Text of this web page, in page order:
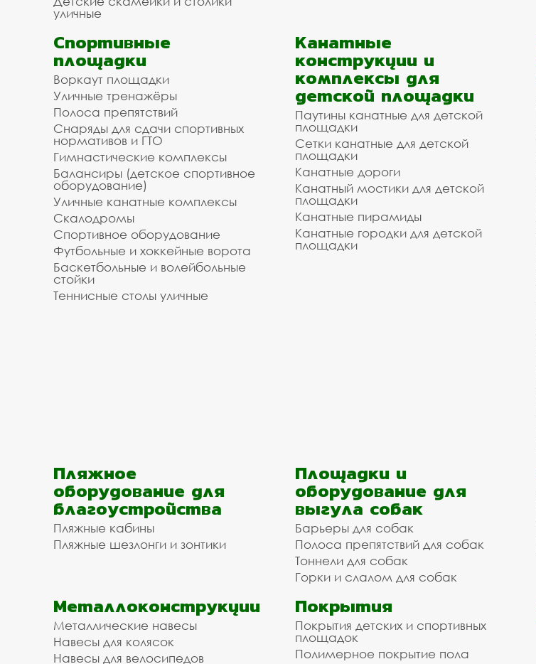
уличные
Спортивные
площадки
Воркаут площадки
Уличные тренажёры
Полоса препятствий
Снаряды для сдачи спортивных
нормативов и ГТО
Гимнастические комплексы
Балансиры (детское спортивное
оборудование)
Уличные канатные комплексы
Скалодромы
Спортивное оборудование
Футбольные и хоккейные ворота
Баскетбольные и волейбольные
стойки
Теннисные столы уличные
Канатные
конструкции и
комплексы для
детской площадки
Паутины канатные для детской
площадки
Сетки канатные для детской
площадки
Канатные дороги
Канатный мостики для детской
площадки
Канатные пирамиды
Канатные городки для детской
площадки
Пляжное
оборудование для
благоустройства
Пляжные кабины
Пляжные шезлонги и зонтики
Площадки и
оборудование для
выгула собак
Барьеры для собак
Полоса препятствий для собак
Тоннели для собак
Горки и слалом для собак
Металлоконструкции
Металлические навесы
Навесы для колясок
Навесы для велосипедов
Покрытия
Покрытия детских и спортивных
площадок
Полимерное покрытие пола